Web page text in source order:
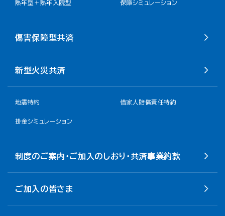
熟年型＋熟年入院型 保障シミュレーション
傷害保障型共済
新型火災共済
地震特約 借家人賠償責任特約
掛金シミュレーション
制度のご案内・ご加入のしおり・共済事業約款
ご加入の皆さま